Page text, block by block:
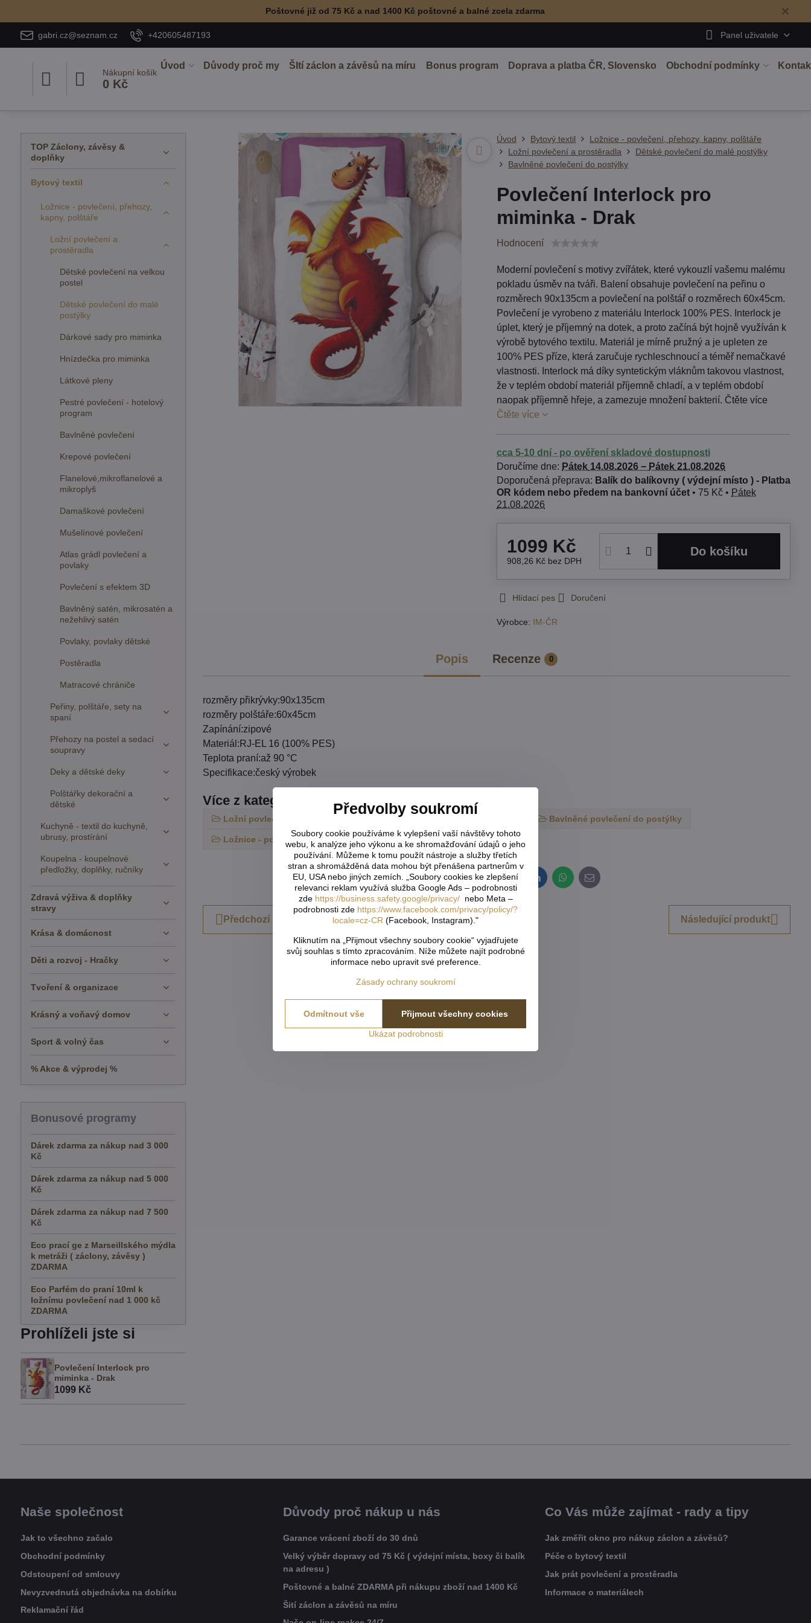
✕
Poštovné již od 75 Kč a nad 1400 Kč poštovné a balné zcela zdarma
gabri.cz@seznam.cz +420605487193 Panel uživatele
Nákupní košík
0 Kč
Úvod Důvody proč my ŠItí záclon a závěsů na míru Bonus program Doprava a platba ČR, Slovensko Obchodní podmínky
Úvod Bytový textil
Ložnice - povlečení, přehozy, kapny, polštáře
Ložní povlečení a prostěradla
Dětské povlečení do malé postýlky
Bavlněné povlečení do postýlky
Povlečení Interlock pro
miminka - Drak
Hodnocení
Moderní povlečení s motivy zvířátek, které vykouzlí vašemu malému
pokladu úsměv na tváři. Balení obsahuje povlečení na peřinu o
rozměrech 90x135cm a povlečení na polštář o rozměrech 60x45cm.
Povlečení je vyrobeno z materiálu Interlock 100% PES. Interlock je
úplet, který je příjemný na dotek, a proto začíná být hojně využíván k
výrobě bytového textilu. Materiál je mírně pružný a je upleten ze
100% PES příze, která zaručuje rychleschnoucí a téměř nemačkavé
vlastnosti. Interlock má díky syntetickým vláknům takovou vlastnost,
že v teplém období materiál příjemně chladí, a v teplém období
naopak příjemně hřeje, a zamezuje množení bakterií. Čtěte více
Čtěte více
cca 5-10 dní - po ověření skladové dostupnosti
Doručíme dne: Pátek 14.08.2026 − Pátek 21.08.2026
Balík do balíkovny ( výdejní místo ) - Platba
OR kódem nebo předem na bankovní účet• 75 Kč • Pátek
21.08.2026
1099 Kč
908,26 Kč bez DPH
Do košíku
Hlídací pes Doručení
Výrobce: IM-ČR
Popis Recenze 0
rozměry přikrývky:90x135cm
rozměry polštáře:60x45cm
Zapínání:zipové
Materiál:RJ-EL 16 (100% PES)
Teplota praní:až 90 °C
Specifikace:český výrobek
Více z kategorie
Ložní povlečení a prostěradla Dětské povlečení do malé postýlky Bavlněné povlečení do postýlky
Ložnice - povlečení, přehozy, kapny, polštáře Bytový textil
Facebook
TwitterBlueskyPinterestReddit LinkedInWhatsApp
E-
mail
Předchozí produkt Následující produkt
TOP Záclony, závěsy &
doplňky
Bytový textil
Ložnice - povlečení, přehozy,
kapny, polštáře
Ložní povlečení a
prostěradla
Dětské povlečení na velkou
postel
Dětské povlečení do malé
postýlky
Dárkové sady pro miminka
Hnízdečka pro miminka
Látkové pleny
Pestré povlečení - hotelový
program
Bavlněné povlečení
Krepové povlečení
Flanelové,mikroflanelové a
mikroplyš
Damaškové povlečení
Mušelínové povlečení
Atlas grádl povlečení a
povlaky
Povlečení s efektem 3D
Bavlněný satén, mikrosatén a
nežehlivý satén
Povlaky, povlaky dětské
Postěradla
Matracové chrániče
Peřiny, polštáře, sety na
spaní
Přehozy na postel a sedací
soupravy
Deky a dětské deky
Polštářky dekorační a
dětské
Kuchyně - textil do kuchyně,
ubrusy, prostírání
Koupelna - koupelnové
předložky, doplňky, ručníky
Zdravá výživa & doplňky
stravy
Krása & domácnost
Děti a rozvoj - Hračky
Tvoření & organizace
Krásný a voňavý domov
Sport & volný čas
% Akce & výprodej %
Bonusové programy
Dárek zdarma za nákup nad 3 000
Kč
Dárek zdarma za nákup nad 5 000
Kč
Dárek zdarma za nákup nad 7 500
Kč
Eco prací ge z Marseillského mýdla
k metráži ( záclony, závěsy )
ZDARMA
Eco Parfém do praní 10ml k
ložnímu povlečení nad 1 000 kč
ZDARMA
Prohlíželi jste si
Povlečení Interlock pro
miminka - Drak
1099 Kč
Naše společnost
Jak to všechno začalo
Obchodní podmínky
Odstoupení od smlouvy
Nevyzvednutá objednávka na dobírku
Reklamační řád
Důvody proč nákup u nás
Garance vrácení zboží do 30 dnů
Velký výběr dopravy od 75 Kč ( výdejní místa, boxy či balík
na adresu )
Poštovné a balné ZDARMA při nákupu zboží nad 1400 Kč
Šití záclon a závěsů na míru
Co Vás může zajímat - rady a tipy
Jak změřit okno pro nákup záclon a závěsů?
Péče o bytový textil
Jak prát povlečení a prostěradla
Informace o materiálech
Předvolby soukromí
Soubory cookie používáme k vylepšení vaší návštěvy tohoto
webu, k analýze jeho výkonu a ke shromažďování údajů o jeho
používání. Můžeme k tomu použít nástroje a služby třetích
stran a shromážděná data mohou být přenášena partnerům v
EU, USA nebo jiných zemích. „Soubory cookies ke zlepšení
relevanci reklam využívá služba Google Ads – podrobnosti
zde https://business.safety.google/privacy/nebo Meta –
podrobnosti zde https://www.facebook.com/privacy/policy/?
locale=cz-CR (Facebook, Instagram)."
Kliknutím na „Přijmout všechny soubory cookie“ vyjadřujete
svůj souhlas s tímto zpracováním. Níže můžete najít podrobné
informace nebo upravit své preference.
Zásady ochrany soukromí
Ukázat podrobnosti
Přijmout všechny cookies
Odmítnout vše